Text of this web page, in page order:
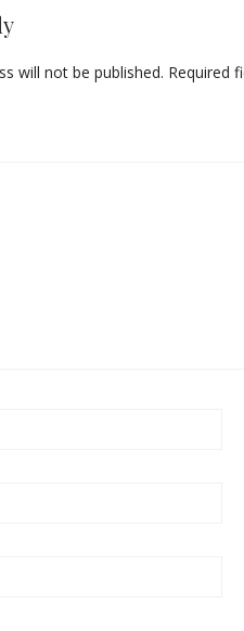
will not be published. Required